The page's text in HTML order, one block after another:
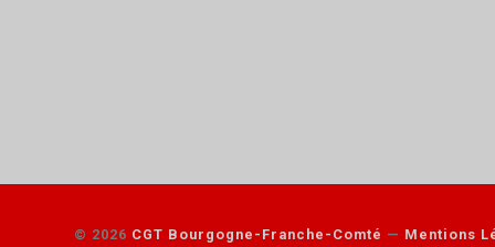
© 2026 CGT Bourgogne-Franche-Comté — Mentions